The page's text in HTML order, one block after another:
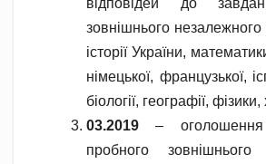
відповідей до
зовнішнього
історії України,
німецької, французької,
біології, географії, фізики,
03.2019 – оголошення
пробного зовнішнього